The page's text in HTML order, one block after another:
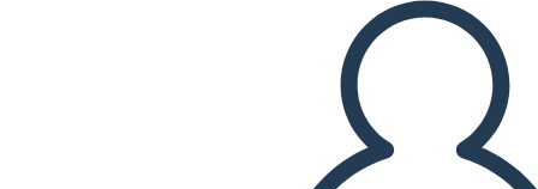
DIASHOW ABSPIELEN
LIES MIR VOR